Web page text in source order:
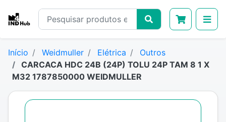
Início Weidmuller Elétrica
Outros
CARCACA HDC 24B (24P) TOLU 24P TAM 8 1 X
M32 1787850000 WEIDMULLER